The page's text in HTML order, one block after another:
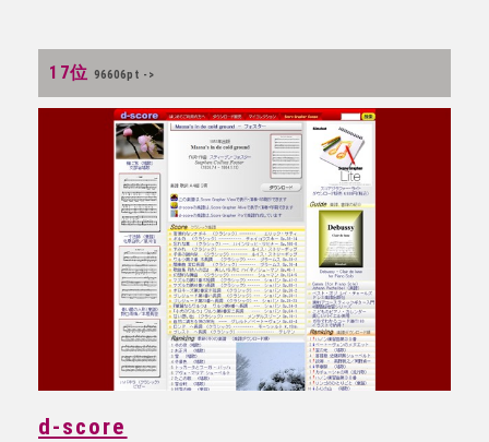
17位 96606pt ->
d-score